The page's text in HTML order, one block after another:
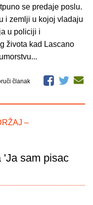
se predaje poslu.
i zemlji u kojoj vladaju
u policiji i
života kad Lascano
članak
–
'Ja sam pisac